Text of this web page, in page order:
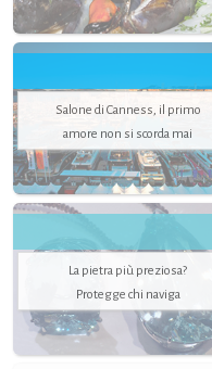
Salone di Canness, il primo
amore non si scorda mai
La pietra più preziosa?
Protegge chi naviga